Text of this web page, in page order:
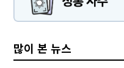
많이 본 뉴스